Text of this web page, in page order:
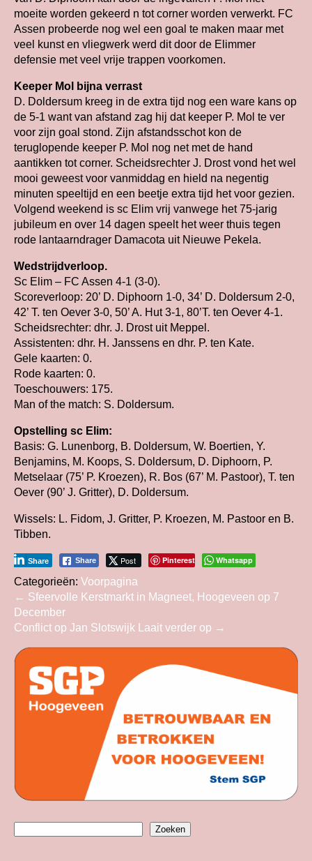
moeite worden gekeerd n tot corner worden verwerkt. FC
Assen probeerde nog wel een goal te maken maar met
veel kunst en vliegwerk werd dit door de Elimmer
defensie met veel vrije trappen voorkomen.
Keeper Mol bijna verrast
D. Doldersum kreeg in de extra tijd nog een ware kans op
de 5-1 want van afstand zag hij dat keeper P. Mol te ver
voor zijn goal stond. Zijn afstandsschot kon de
teruglopende keeper P. Mol nog net met de hand
aantikken tot corner. Scheidsrechter J. Drost vond het wel
mooi geweest voor vanmiddag en hield na negentig
minuten speeltijd en een beetje extra tijd het voor gezien.
Volgend weekend is sc Elim vrij vanwege het 75-jarig
jubileum en over 14 dagen speelt het weer thuis tegen
rode lantaarndrager Damacota uit Nieuwe Pekela.
Wedstrijdverloop.
Sc Elim – FC Assen 4-1 (3-0).
Scoreverloop: 20’ D. Diphoorn 1-0, 34’ D. Doldersum 2-0,
42’ T. ten Oever 3-0, 50’ A. Hut 3-1, 80’T. ten Oever 4-1.
Scheidsrechter: dhr. J. Drost uit Meppel.
Assistenten: dhr. H. Janssens en dhr. P. ten Kate.
Gele kaarten: 0.
Rode kaarten: 0.
Toeschouwers: 175.
Man of the match: S. Doldersum.
Opstelling sc Elim:
Basis: G. Lunenborg, B. Doldersum, W. Boertien, Y.
Benjamins, M. Koops, S. Doldersum, D. Diphoorn, P.
Metselaar (75’ P. Kroezen), R. Bos (67’ M. Pastoor), T. ten
Oever (90’ J. Gritter), D. Doldersum.
Wissels: L. Fidom, J. Gritter, P. Kroezen, M. Pastoor en B.
Tibben.
Share Post
Share Pinterest Whatsapp
Categorieën: Voorpagina
Bericht
navigatie
← Sfeervolle Kerstmarkt in Magneet, Hoogeveen op 7
December
Conflict op Jan Slotswijk Laait verder op →
Zoeken